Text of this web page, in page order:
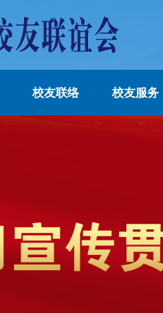
校友联络 校友服务